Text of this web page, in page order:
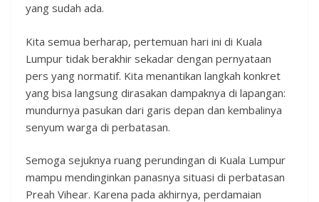
yang sudah ada.
Kita semua berharap, pertemuan hari ini di Kuala
Lumpur tidak berakhir sekadar dengan pernyataan
pers yang normatif. Kita menantikan langkah konkret
yang bisa langsung dirasakan dampaknya di lapangan:
mundurnya pasukan dari garis depan dan kembalinya
senyum warga di perbatasan.
Semoga sejuknya ruang perundingan di Kuala Lumpur
mampu mendinginkan panasnya situasi di perbatasan
Preah Vihear. Karena pada akhirnya, perdamaian